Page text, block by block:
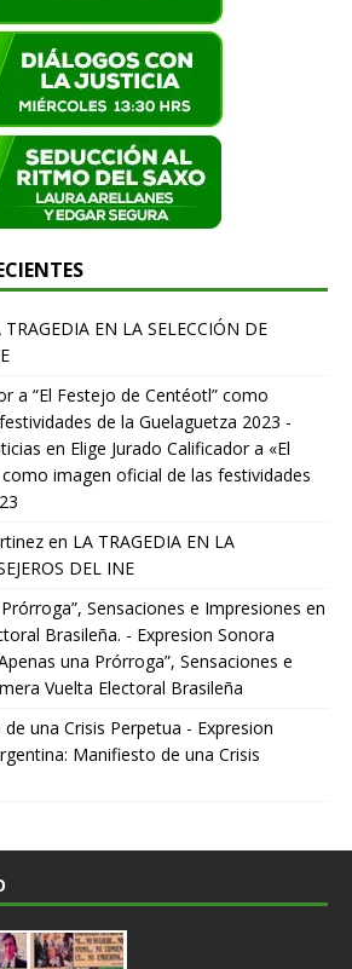
TRAGEDIA EN LA SELECCIÓN DE
a “El Festejo de Centéotl” como
de la Guelaguetza 2023 -
en Elige Jurado Calificador a «El
imagen oficial de las festividades
en LA TRAGEDIA EN LA
DEL INE
Sensaciones e Impresiones en
Brasileña. - Expresion Sonora
una Prórroga”, Sensaciones e
Vuelta Electoral Brasileña
una Crisis Perpetua - Expresion
Manifiesto de una Crisis